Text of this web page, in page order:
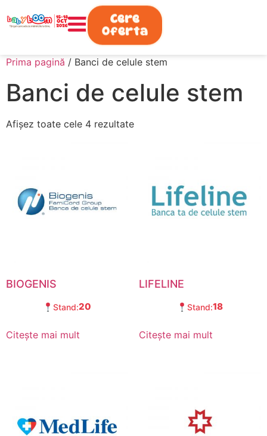
0730.808.038
Cere
Oferta
Prima pagină / Banci de celule stem
Banci de celule stem
Afișez toate cele 4 rezultate
BIOGENIS
Stand:20
Citește mai mult
LIFELINE
Stand:18
Citește mai mult